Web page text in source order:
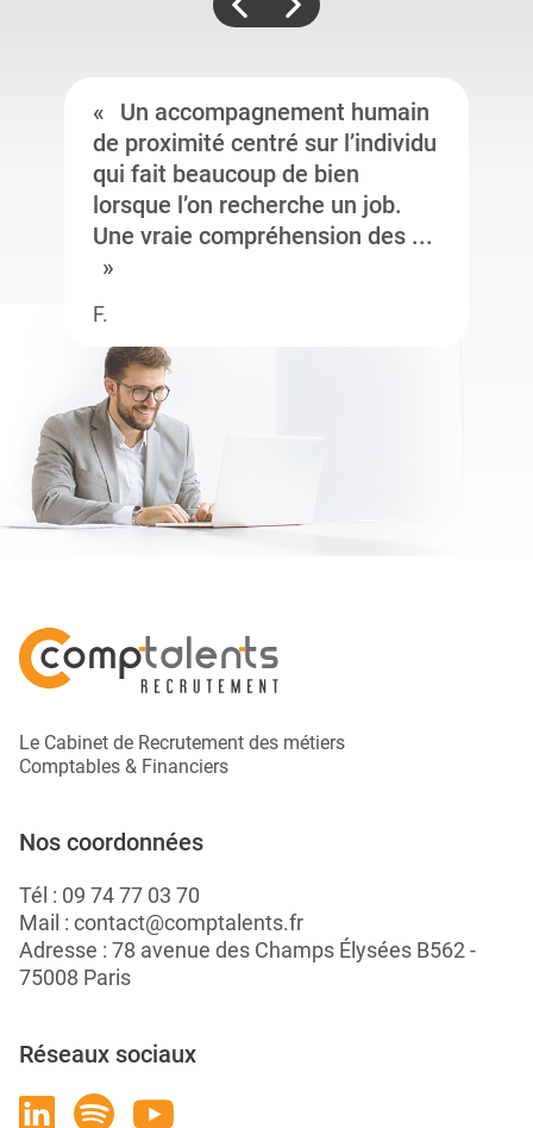
Un accompagnement humain
de proximité centré sur l’individu
qui fait beaucoup de bien
lorsque l’on recherche un job.
Une vraie compréhension des ...
F.
Le Cabinet de Recrutement des métiers
Comptables & Financiers
Nos coordonnées
Tél : 09 74 77 03 70
Mail : contact@comptalents.fr
Adresse : 78 avenue des Champs Élysées B562 -
75008 Paris
Réseaux sociaux